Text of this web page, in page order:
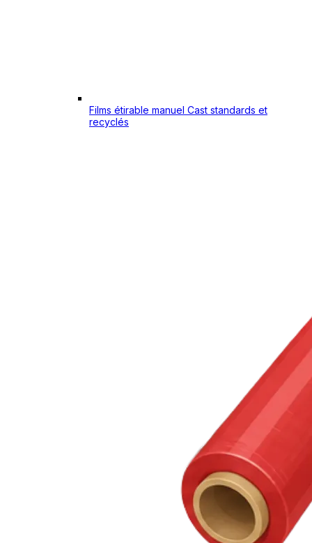
Films étirable manuel Cast standards et
recyclés